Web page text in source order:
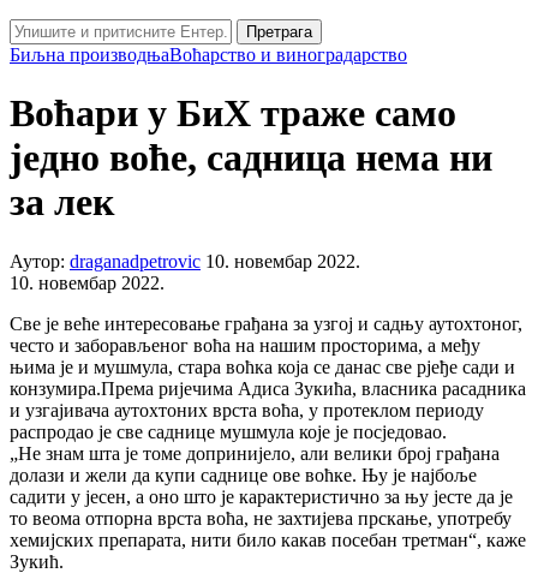
Претрага
Биљна производњаВоћарство и виноградарство
Воћари у БиХ траже само
једно воће, садница нема ни
за лек
Аутор: draganadpetrovic 10. новембар 2022.
10. новембар 2022.
Све је веће интересовање грађана за узгој и садњу аутохтоног,
често и заборављеног воћа на нашим просторима, а међу
њима је и мушмула, стара воћка која се данас све рјеђе сади и
конзумира.Према ријечима Адиса Зукића, власника расадника
и узгајивача аутохтоних врста воћа, у протеклом периоду
распродао је све саднице мушмула које је посједовао.
„Не знам шта је томе допринијело, али велики број грађана
долази и жели да купи саднице ове воћке. Њу је најбоље
садити у јесен, а оно што је карактеристично за њу јесте да је
то веома отпорна врста воћа, не захтијева прскање, употребу
хемијских препарата, нити било какав посебан третман“, каже
Зукић.